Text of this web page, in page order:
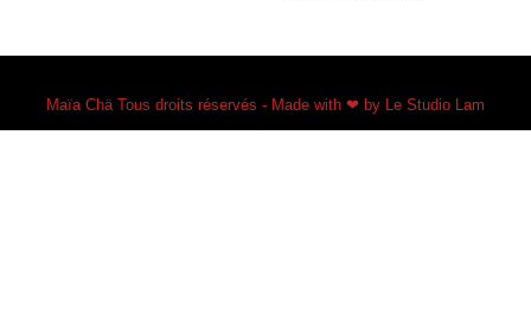
Maïa Chä Tous droits réservés - Made with ❤ by Le Studio Lam